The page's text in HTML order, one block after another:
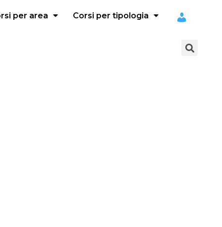
per area Corsi per tipologia